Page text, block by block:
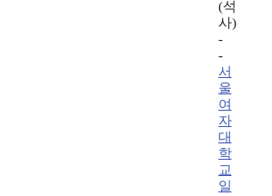
(석
사)
-
-
서
울
여
자
대
학
교
일